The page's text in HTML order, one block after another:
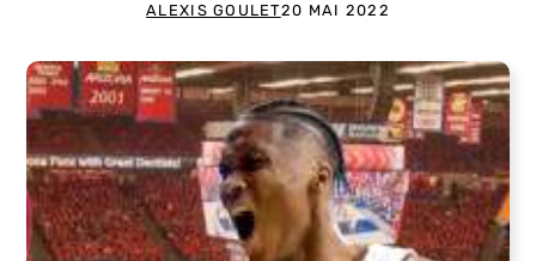
ALEXIS GOULET20 MAI 2022